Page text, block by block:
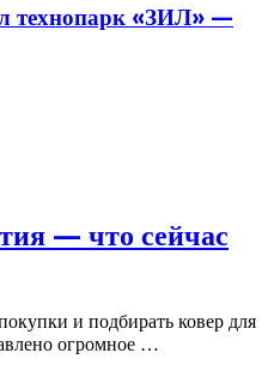
технопарк «ЗИЛ» —
— что сейчас
и подбирать ковер для
огромное …